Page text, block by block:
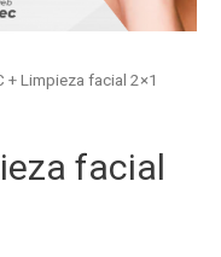
+ Limpieza facial 2×1
facial